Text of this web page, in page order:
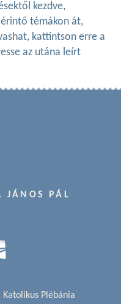
kezdve,
témákon át,
kattintson erre a
az utána leírt
JÁNOS PÁL
Plébánia